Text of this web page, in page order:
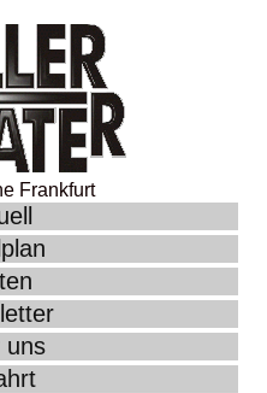
Frankfurt
uns